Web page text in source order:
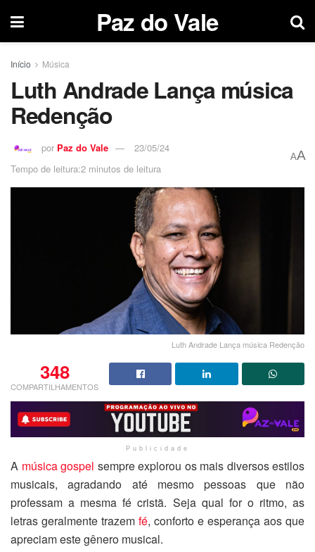
Paz do Vale
Início Música
Luth Andrade Lança música
Redenção
por Paz do Vale
23/05/24
Tempo de leitura:2 minutos de leitura
AA
Luth Andrade Lança música Redenção
348
COMPARTILHAMENTOS
Publicidade
A música gospel sempre explorou os mais diversos estilos
musicais, agradando até mesmo pessoas que não
professam a mesma fé cristã. Seja qual for o ritmo, as
letras geralmente trazem fé, conforto e esperança aos que
apreciam este gênero musical.